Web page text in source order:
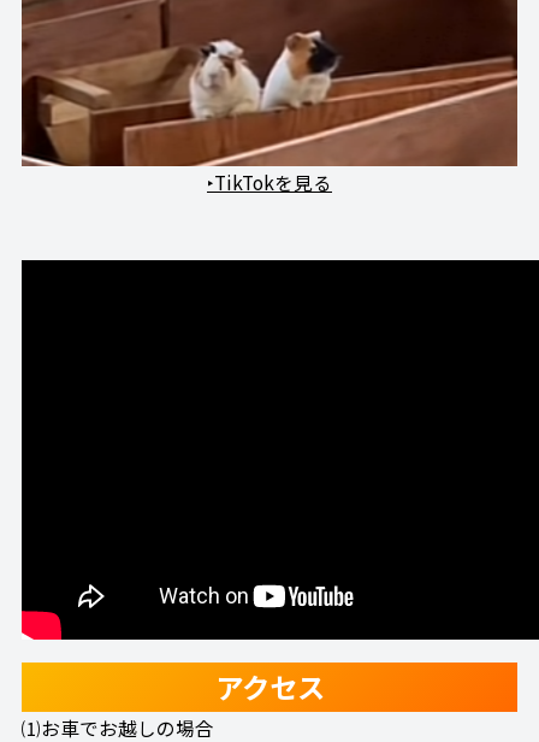
‣TikTokを見る
アクセス
⑴お車でお越しの場合